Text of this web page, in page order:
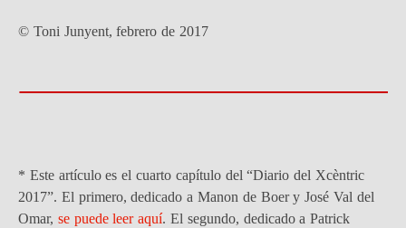
© Toni Junyent, febrero de 2017
* Este artículo es el cuarto capítulo del “Diario del Xcèntric
2017”. El primero, dedicado a Manon de Boer y José Val del
Omar, se puede leer aquí. El segundo, dedicado a Patrick